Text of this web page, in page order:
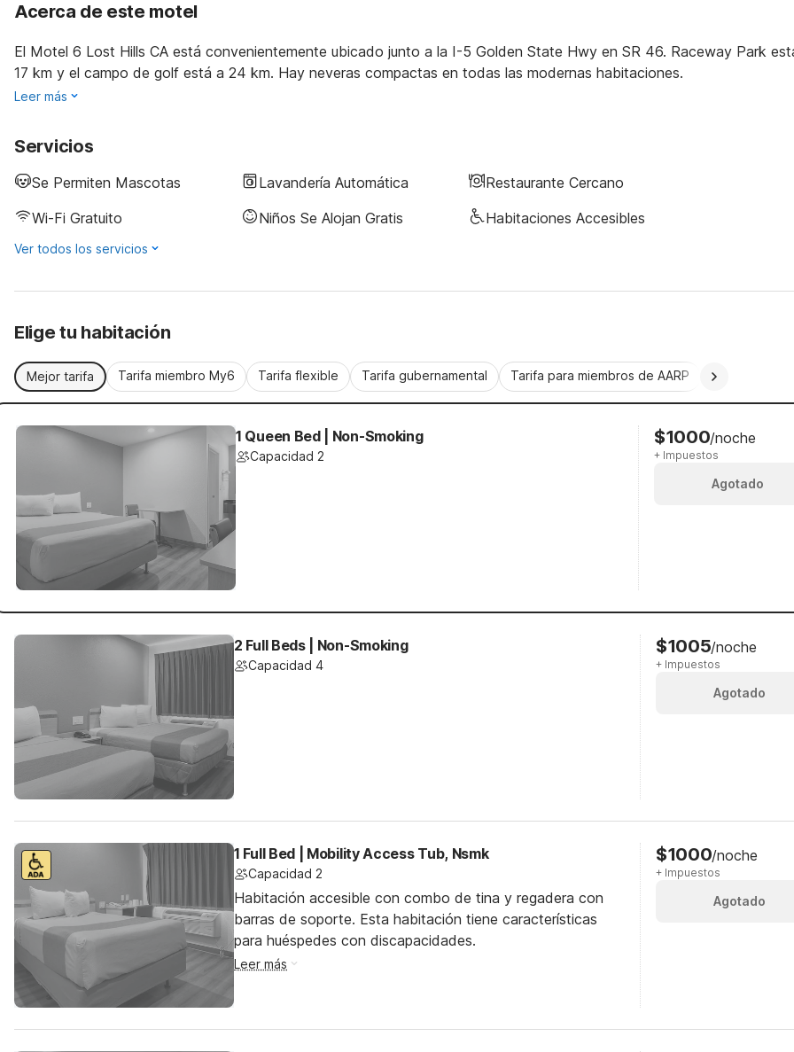
Acerca de este motel
El Motel 6 Lost Hills CA está convenientemente ubicado junto a la I-5 Golden State Hwy en SR 46. Raceway Park
17 km y el campo de golf está a 24 km. Hay neveras compactas en todas las modernas habitaciones.
Leer más
Servicios
Se Permiten Mascotas Lavandería Automática
Restaurante Cercano
Wi-Fi Gratuito
Niños Se Alojan Gratis Habitaciones Accesibles
Ver todos los servicios
Elige tu habitación
Mejor tarifa Tarifa miembro My6 Tarifa flexible Tarifa gubernamental Tarifa para miembros de AARP
1 Queen Bed | Non-Smoking
Capacidad 2
$1000/noche
+ Impuestos
Agotado
2 Full Beds | Non-Smoking
Capacidad 4
$1005/noche
+ Impuestos
Agotado
1 Full Bed | Mobility Access Tub, Nsmk
Capacidad 2
Habitación accesible con combo de tina y regadera con
barras de soporte. Esta habitación tiene características
para huéspedes con discapacidades.
Leer más
$1000/noche
+ Impuestos
Agotado